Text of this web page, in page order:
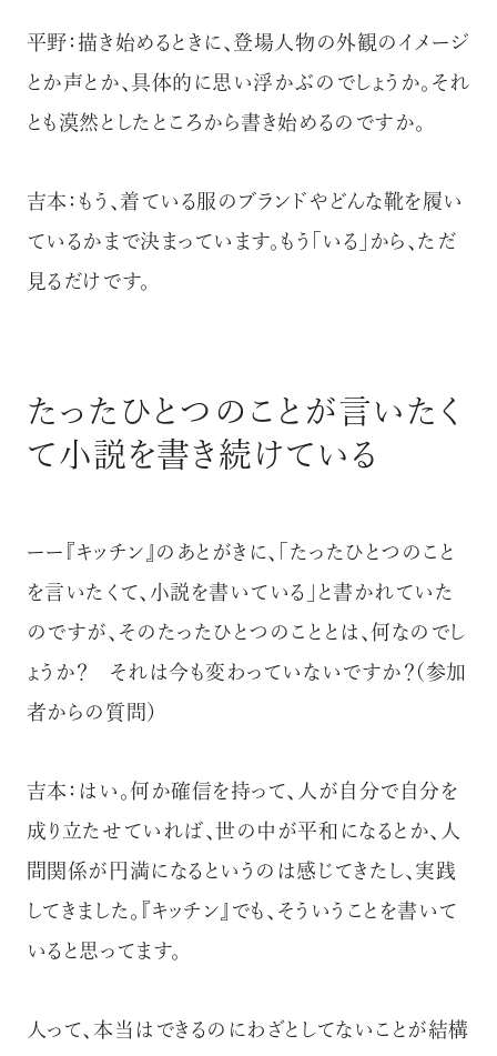
平野：描き始めるときに、登場人物の外観のイメージ
とか声とか、具体的に思い浮かぶのでしょうか。それ
とも漠然としたところから書き始めるのですか。
吉本：もう、着ている服のブランドやどんな靴を履い
ているかまで決まっています。もう「いる」から、ただ
見るだけです。
たったひとつのことが言いたく
て小説を書き続けている
ーー『キッチン』のあとがきに、「たったひとつのこと
を言いたくて、小説を書いている」と書かれていた
のですが、そのたったひとつのこととは、何なのでし
ょうか？ それは今も変わっていないですか？（参加
者からの質問）
吉本：はい。何か確信を持って、人が自分で自分を
成り立たせていれば、世の中が平和になるとか、人
間関係が円満になるというのは感じてきたし、実践
してきました。『キッチン』でも、そういうことを書いて
いると思ってます。
人って、本当はできるのにわざとしてないことが結構